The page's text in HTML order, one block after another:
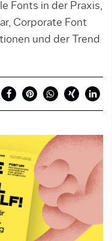
Fonts in der Praxis,
Corporate Font
und der Trend